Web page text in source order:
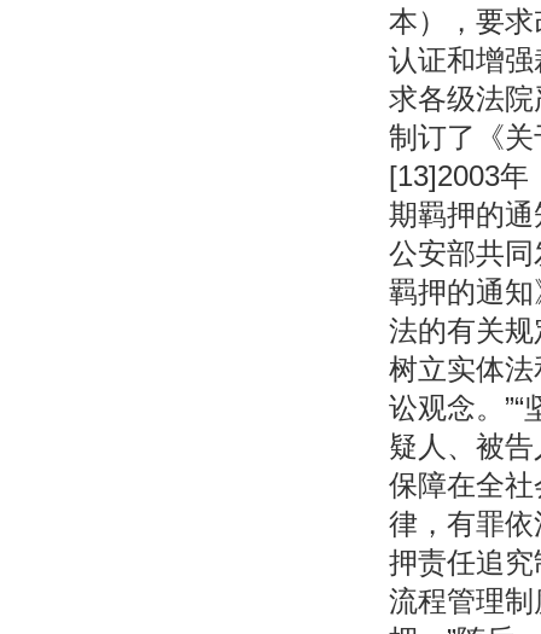
本），要
认证和增
求各级法
制订了《
[13]2003年
期羁押的
公安部共
羁押的通
法的有关规
树立实体
讼观念。
疑人、被告
保障在全社
律，有罪依
押责任追究
流程管理